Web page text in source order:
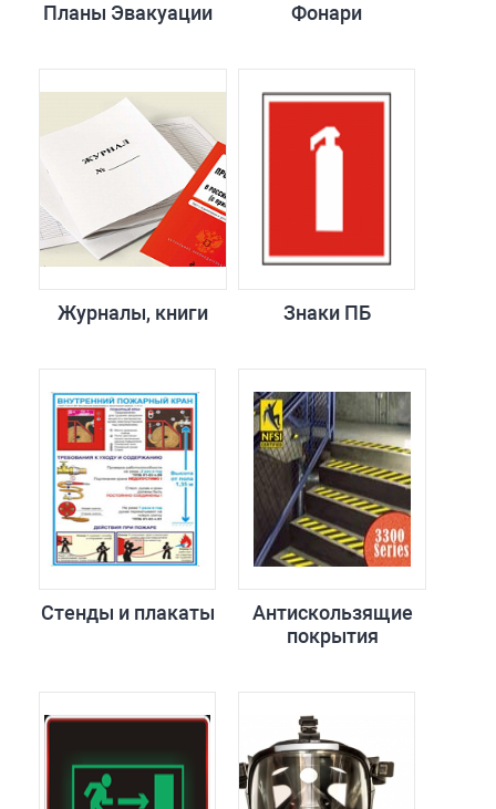
Планы Эвакуации Фонари
Журналы, книги Знаки ПБ
Стенды и плакаты
Антискользящие
покрытия